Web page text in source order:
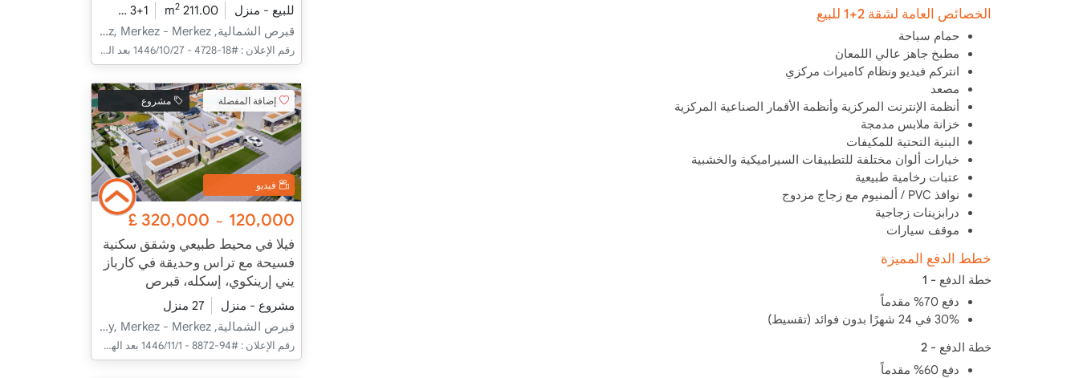
الخصائص العامة لشقة 2+1 للبيع
حمام سباحة
مطبخ جاهز عالي اللمعان
انتركم فيديو ونظام كاميرات مركزي
مصعد
أنظمة الإنترنت المركزية وأنظمة الأقمار الصناعية المركزية
خزانة ملابس مدمجة
البنية التحتية للمكيفات
خيارات ألوان مختلفة للتطبيقات السيراميكية والخشبية
عتبات رخامية طبيعية
نوافذ PVC / ألمنيوم مع زجاج مزدوج
درابزينات زجاجية
موقف سيارات
خطط الدفع المميزة
خطة الدفع - 1
دفع 70% مقدماً
30% في 24 شهرًا بدون فوائد (تقسيط)
خطة الدفع - 2
دفع 60% مقدماً
للبيع - منزل 211.00 m
2
3+1
قبرص الشمالية, İskele, Boğaz, Merkez - Merkez
رقم الإعلان : #18-4728 - 27‏‏/10‏‏/1446 بعد الهجرة
إضافة المفضلة مشروع
فيديو
120,000
~
320,000
£
فيلا في محيط طبيعي وشقق سكنية
فسيحة مع تراس وحديقة في كارباز
يني إرينكوي، إسكله، قبرص
مشروع - منزل
27 منزل
قبرص الشمالية, İskele, Yeni Erenköy, Merkez - Merkez
رقم الإعلان : #94-8872 - 1‏‏/11‏‏/1446 بعد الهجرة